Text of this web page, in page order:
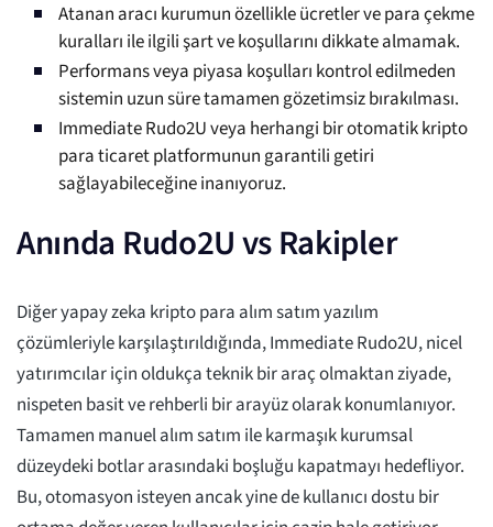
Atanan aracı kurumun özellikle ücretler ve para çekme
kuralları ile ilgili şart ve koşullarını dikkate almamak.
Performans veya piyasa koşulları kontrol edilmeden
sistemin uzun süre tamamen gözetimsiz bırakılması.
Immediate Rudo2U veya herhangi bir otomatik kripto
para ticaret platformunun garantili getiri
sağlayabileceğine inanıyoruz.
Anında Rudo2U vs Rakipler
Diğer yapay zeka kripto para alım satım yazılım
çözümleriyle karşılaştırıldığında, Immediate Rudo2U, nicel
yatırımcılar için oldukça teknik bir araç olmaktan ziyade,
nispeten basit ve rehberli bir arayüz olarak konumlanıyor.
Tamamen manuel alım satım ile karmaşık kurumsal
düzeydeki botlar arasındaki boşluğu kapatmayı hedefliyor.
Bu, otomasyon isteyen ancak yine de kullanıcı dostu bir